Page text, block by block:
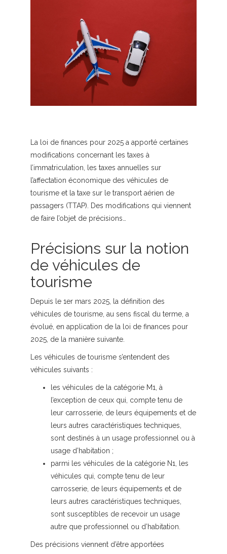
La loi de finances pour 2025 a apporté certaines
modifications concernant les taxes à
l’immatriculation, les taxes annuelles sur
l’affectation économique des véhicules de
tourisme et la taxe sur le transport aérien de
passagers (TTAP). Des modifications qui viennent
de faire l’objet de précisions…
Précisions sur la notion
de véhicules de
tourisme
Depuis le 1er mars 2025, la définition des
véhicules de tourisme, au sens fiscal du terme, a
évolué, en application de la loi de finances pour
2025, de la manière suivante.
Les véhicules de tourisme s’entendent des
véhicules suivants :
les véhicules de la catégorie M1, à
l’exception de ceux qui, compte tenu de
leur carrosserie, de leurs équipements et de
leurs autres caractéristiques techniques,
sont destinés à un usage professionnel ou à
usage d’habitation ;
parmi les véhicules de la catégorie N1, les
véhicules qui, compte tenu de leur
carrosserie, de leurs équipements et de
leurs autres caractéristiques techniques,
sont susceptibles de recevoir un usage
autre que professionnel ou d’habitation.
Des précisions viennent d’être apportées